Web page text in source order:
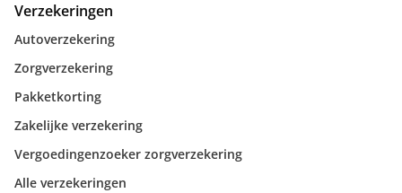
Verzekeringen
Autoverzekering
Zorgverzekering
Pakketkorting
Zakelijke verzekering
Vergoedingenzoeker zorgverzekering
Alle verzekeringen